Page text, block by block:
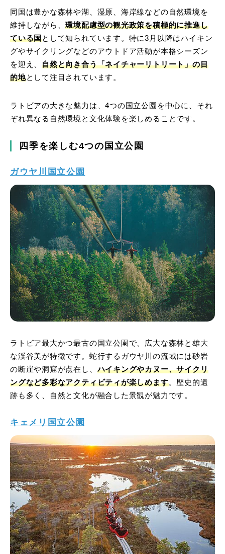
同国は豊かな森林や湖、湿原、海岸線などの自然環境を
維持しながら、環境配慮型の観光政策を積極的に推進し
ている国として知られています。特に3月以降はハイキン
グやサイクリングなどのアウトドア活動が本格シーズン
を迎え、自然と向き合う「ネイチャーリトリート」の目
的地として注目されています。
ラトビアの大きな魅力は、4つの国立公園を中心に、それ
ぞれ異なる自然環境と文化体験を楽しめることです。
四季を楽しむ4つの国立公園
ガウヤ川国立公園
ラトビア最大かつ最古の国立公園で、広大な森林と雄大
な渓谷美が特徴です。蛇行するガウヤ川の流域には砂岩
の断崖や洞窟が点在し、ハイキングやカヌー、サイクリ
ングなど多彩なアクティビティが楽しめます。歴史的遺
跡も多く、自然と文化が融合した景観が魅力です。
キェメリ国立公園